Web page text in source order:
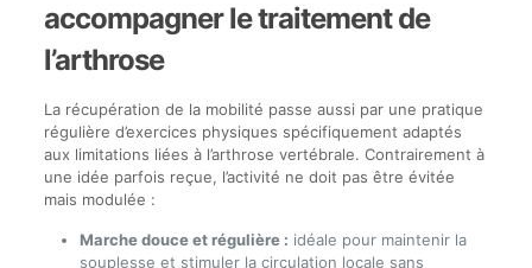
accompagner le traitement de
l’arthrose
La récupération de la mobilité passe aussi par une pratique
régulière d’exercices physiques spécifiquement adaptés
aux limitations liées à l’arthrose vertébrale. Contrairement à
une idée parfois reçue, l’activité ne doit pas être évitée
mais modulée :
Marche douce et régulière : idéale pour maintenir la
souplesse et stimuler la circulation locale sans